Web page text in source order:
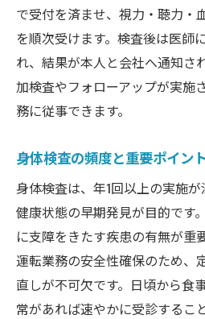
京都府トラック協会
介
健康診断費用を助成
身体検査と大型免許
例
れ
助成金活用でトラッ
減
身体検査ならではの注意
トラック身体検査で
健康診断で異常が出
で受付を済ませ、視力・聴力・
を順次受けます。検査後は医師
れ、結果が本人と会社へ通知さ
加検査やフォローアップが実施
務に従事できます。
身体検査の頻度と重要ポイン
身体検査は、年1回以上の実施が
健康状態の早期発見が目的です
に支障をきたす疾患の有無が重
運転業務の安全性確保のため、
直しが不可欠です。日頃から食
常があれば速やかに受診するこ